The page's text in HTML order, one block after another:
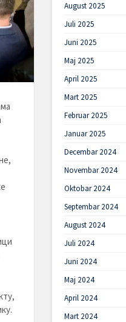
August 2025
Juli 2025
Juni 2025
Maj 2025
April 2025
Mart 2025
Februar 2025
Januar 2025
Decembar 2024
Novembar 2024
Oktobar 2024
Septembar 2024
August 2024
Juli 2024
Juni 2024
Maj 2024
April 2024
Mart 2024